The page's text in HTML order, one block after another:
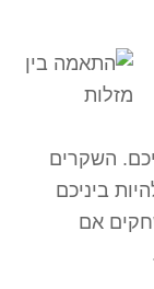
השקרים
ביניכם
אם